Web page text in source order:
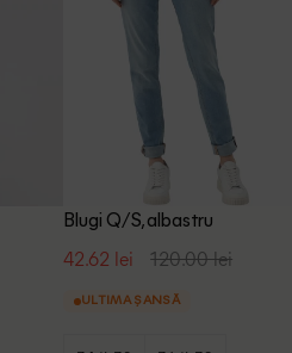
Blugi Q/S, albastru
42.62 lei 120.00 lei
ULTIMA ȘANSĂ